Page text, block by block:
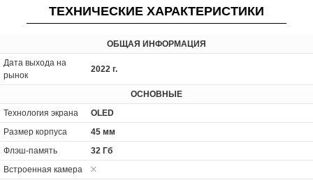
ТЕХНИЧЕСКИЕ ХАРАКТЕРИСТИКИ
ОБЩАЯ ИНФОРМАЦИЯ
Дата выхода на
рынок
2022 г.
ОСНОВНЫЕ
Технология экрана
OLED
Размер корпуса
45 мм
Флэш-память
32 Гб
Встроенная камера